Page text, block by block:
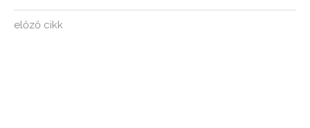
előző cikk